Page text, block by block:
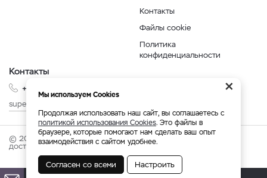
Контакты
Файлы cookie
Политика
конфиденциальности
Контакты
+7 999 210-35-35
superbesedka@mail.ru
© 2026 superbesedka.com - беседки от производителя с
доставкой по России.
×
Мы используем Cookies
Продолжая использовать наш сайт, вы соглашаетесь с
политикой использования Cookies. Это файлы в
браузере, которые помогают нам сделать ваш опыт
взаимодействия с сайтом удобнее.
Согласен со всеми Настроить